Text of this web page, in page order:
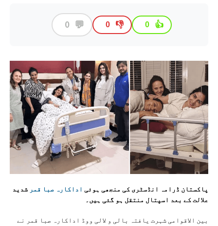
👍
0
👎
0
💬
0
پاکستان ڈرامہ انڈسٹری کی منجھی ہوئی اداکارہ صبا قمر شدید
علالت کے بعد اسپتال منتقل ہو گئی ہیں۔
بین الاقوامی شہرت یافتہ بالی و لالی ووڈ اداکارہ صبا قمر نے